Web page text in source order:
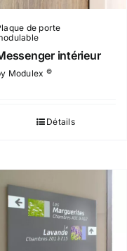
de porte
intérieur
Modulex ©
Détails